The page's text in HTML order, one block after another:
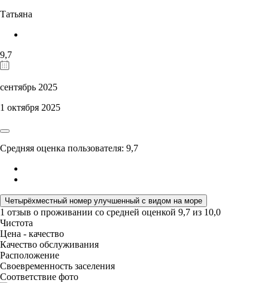
Татьяна
9,7
сентябрь 2025
1 октября 2025
Средняя оценка пользователя: 9,7
Четырёхместный номер улучшенный с видом на море
1 отзыв о проживании со средней оценкой 9,7 из 10,0
Чистота
Цена - качество
Качество обслуживания
Расположение
Своевременность заселения
Соответствие фото